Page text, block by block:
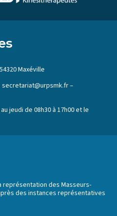
Maxéville
secretariat@urpsmk.fr –
jeudi de 08h30 à 17h00 et le
représentation des Masseurs-
des instances représentatives